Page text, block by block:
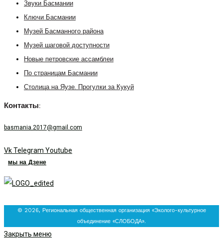
Звуки Басмании
Ключи Басмании
Музей Басманного района
Музей шаговой доступности
Новые петровские ассамблеи
По страницам Басмании
Столица на Яузе. Прогулки за Кукуй
Контакты:
basmania.2017@gmail.com
VkTelegram Youtube
мы на Дзене
© 2026, Региональная общественная организация «Эколого-культурное
объединение «СЛОБОДА».
Закрыть меню